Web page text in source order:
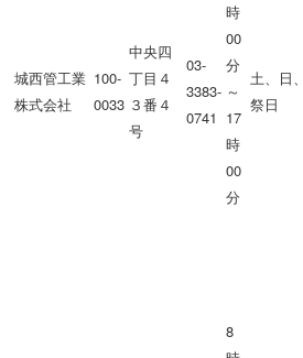
城西管工業
株式会社
100-
0033
中央四
丁目４
３番４
号
03-
3383-
0741
時
00
分
～
17
時
00
分
土、日、
祭日
8